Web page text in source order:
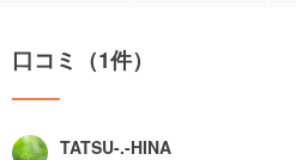
口コミ（1件）
TATSU-.-HINA